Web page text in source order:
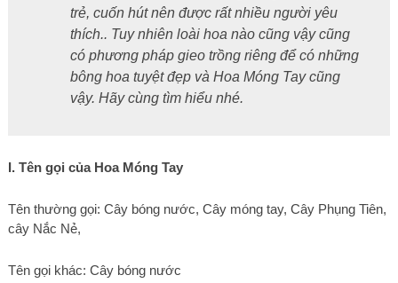
trẻ, cuốn hút nên được rất nhiều người yêu
thích.. Tuy nhiên loài hoa nào cũng vậy cũng
có phương pháp gieo trồng riêng để có những
bông hoa tuyệt đẹp và Hoa Móng Tay cũng
vậy. Hãy cùng tìm hiểu nhé.
I. Tên gọi của Hoa Móng Tay
Tên thường gọi: Cây bóng nước, Cây móng tay, Cây Phụng Tiên,
cây Nắc Nẻ,
Tên gọi khác: Cây bóng nước